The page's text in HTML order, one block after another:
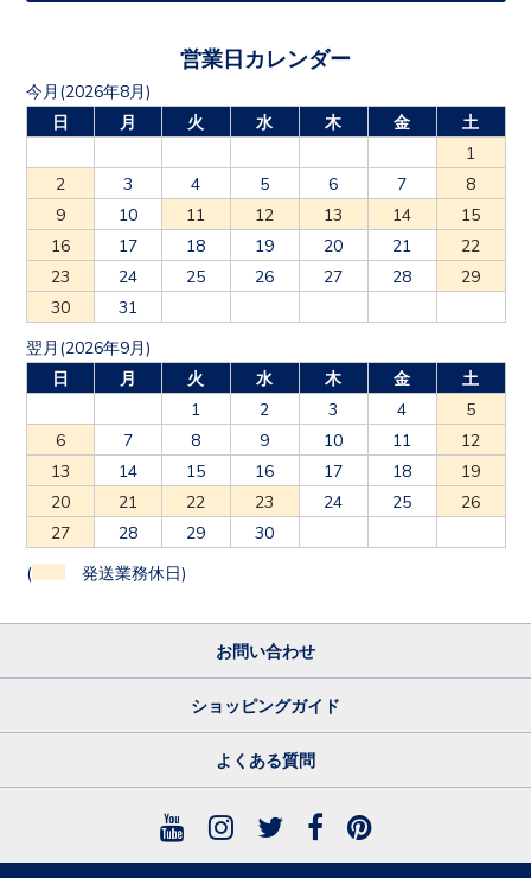
営業日カレンダー
今月(2026年8月)
日
月 火 水 木 金
土
1
2
3 4 5 6 7
8
9
10 11 12 13 14
15
16
17 18 19 20 21
22
23
24 25 26 27 28
29
30
31
翌月(2026年9月)
日
月 火 水 木 金
土
1
2 3 4
5
6
7 8 9 10 11
12
13
14 15 16 17 18
19
20
21 22 23 24 25
26
27
28 29 30
( 発送業務休日)
お問い合わせ
ショッピングガイド
よくある質問